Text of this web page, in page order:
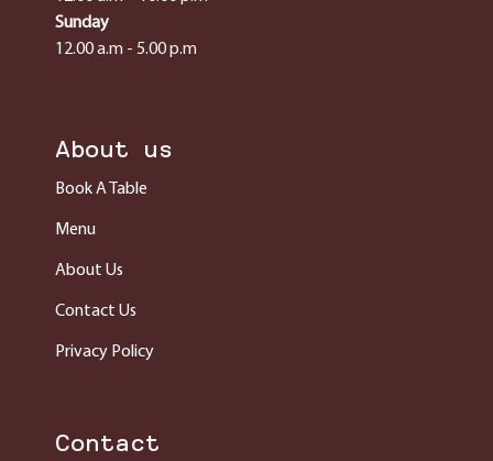
Sunday
12.00 a.m - 5.00 p.m
About us
Book A Table
Menu
About Us
Contact Us
Privacy Policy
Contact